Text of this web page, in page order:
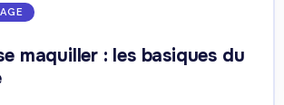
maquiller : les basiques du